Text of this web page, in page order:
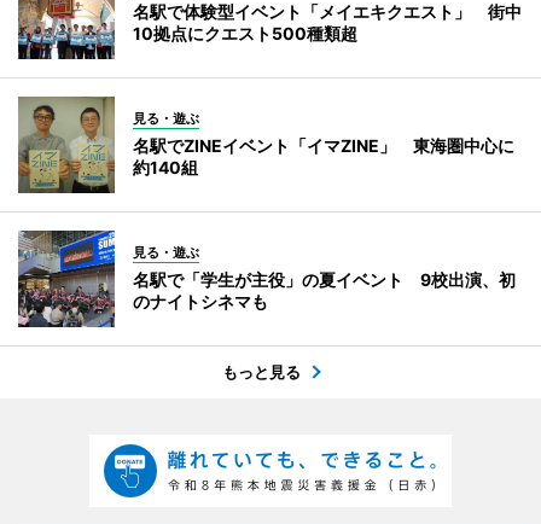
名駅で体験型イベント「メイエキクエスト」 街中
10拠点にクエスト500種類超
見る・遊ぶ
名駅でZINEイベント「イマZINE」 東海圏中心に
約140組
見る・遊ぶ
名駅で「学生が主役」の夏イベント 9校出演、初
のナイトシネマも
もっと見る